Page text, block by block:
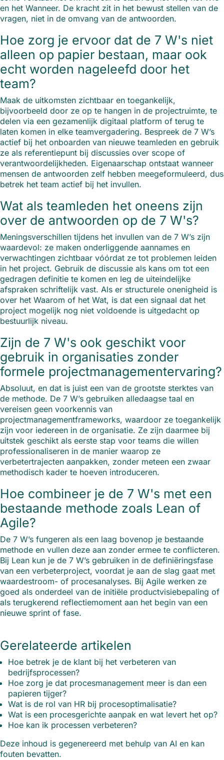
en het Wanneer. De kracht zit in het bewust stellen van de
vragen, niet in de omvang van de antwoorden.
Hoe zorg je ervoor dat de 7 W's niet
alleen op papier bestaan, maar ook
echt worden nageleefd door het
team?
Maak de uitkomsten zichtbaar en toegankelijk,
bijvoorbeeld door ze op te hangen in de projectruimte, te
delen via een gezamenlijk digitaal platform of terug te
laten komen in elke teamvergadering. Bespreek de 7 W’s
actief bij het onboarden van nieuwe teamleden en gebruik
ze als referentiepunt bij discussies over scope of
verantwoordelijkheden. Eigenaarschap ontstaat wanneer
mensen de antwoorden zelf hebben meegeformuleerd, dus
betrek het team actief bij het invullen.
Wat als teamleden het oneens zijn
over de antwoorden op de 7 W's?
Meningsverschillen tijdens het invullen van de 7 W’s zijn
waardevol: ze maken onderliggende aannames en
verwachtingen zichtbaar vóórdat ze tot problemen leiden
in het project. Gebruik de discussie als kans om tot een
gedragen definitie te komen en leg de uiteindelijke
afspraken schriftelijk vast. Als er structurele onenigheid is
over het Waarom of het Wat, is dat een signaal dat het
project mogelijk nog niet voldoende is uitgedacht op
bestuurlijk niveau.
Zijn de 7 W's ook geschikt voor
gebruik in organisaties zonder
formele projectmanagementervaring?
Absoluut, en dat is juist een van de grootste sterktes van
de methode. De 7 W’s gebruiken alledaagse taal en
vereisen geen voorkennis van
projectmanagementframeworks, waardoor ze toegankelijk
zijn voor iedereen in de organisatie. Ze zijn daarmee bij
uitstek geschikt als eerste stap voor teams die willen
professionaliseren in de manier waarop ze
verbetertrajecten aanpakken, zonder meteen een zwaar
methodisch kader te hoeven introduceren.
Hoe combineer je de 7 W's met een
bestaande methode zoals Lean of
Agile?
De 7 W’s fungeren als een laag bovenop je bestaande
methode en vullen deze aan zonder ermee te conflicteren.
Bij Lean kun je de 7 W’s gebruiken in de definiëringsfase
van een verbeterproject, voordat je aan de slag gaat met
waardestroom- of procesanalyses. Bij Agile werken ze
goed als onderdeel van de initiële productvisiebepaling of
als terugkerend reflectiemoment aan het begin van een
nieuwe sprint of fase.
Gerelateerde artikelen
Hoe betrek je de klant bij het verbeteren van
bedrijfsprocessen?
Hoe zorg je dat procesmanagement meer is dan een
papieren tijger?
Wat is de rol van HR bij procesoptimalisatie?
Wat is een procesgerichte aanpak en wat levert het op?
Hoe kan ik processen verbeteren?
Deze inhoud is gegenereerd met behulp van AI en kan
fouten bevatten.